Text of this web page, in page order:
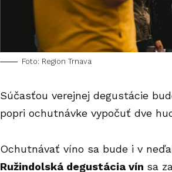
Foto: Region Trnava
Súčasťou verejnej degustácie
popri ochutnávke vypočuť dve
Ochutnávať víno sa bude i v
Ružindolská degustácia vín sa